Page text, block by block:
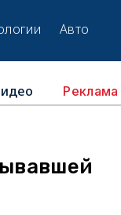
Авто
Реклама